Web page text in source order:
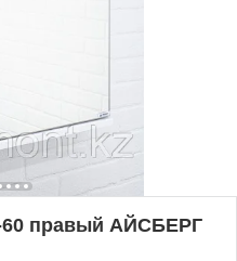
правый АЙСБЕРГ